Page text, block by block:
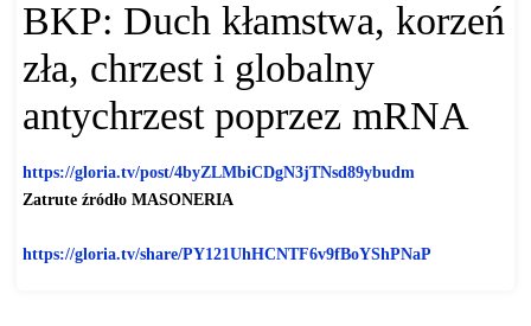
BKP: Duch kłamstwa, korzeń
zła, chrzest i globalny
antychrzest poprzez mRNA
https://gloria.tv/post/4byZLMbiCDgN3jTNsd89ybudm
Zatrute źródło MASONERIA
https://gloria.tv/share/PY121UhHCNTF6v9fBoYShPNaP